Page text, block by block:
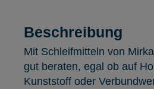
Beschreibung
Mit Schleifmitteln von
gut beraten, egal ob auf
Kunststoff oder